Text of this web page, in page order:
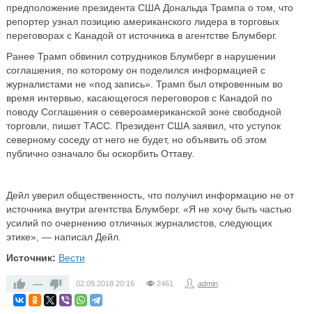
предположение президента США Дональда Трампа о том, что
репортер узнал позицию американского лидера в торговых
переговорах с Канадой от источника в агентстве Блумберг.
Ранее Трамп обвинил сотрудников Блумберг в нарушении
соглашения, по которому он поделился информацией с
журналистами не «под запись». Трамп был откровенным во
время интервью, касающегося переговоров с Канадой по
поводу Соглашения о североамериканской зоне свободной
торговли, пишет ТАСС. Президент США заявил, что уступок
северному соседу от него не будет, но объявить об этом
публично означало бы оскорбить Оттаву.
Дейл уверил общественность, что получил информацию не от
источника внутри агентства Блумберг. «Я не хочу быть частью
усилий по очернению отличных журналистов, следующих
этике», — написал Дейл.
Источник: Вести
— 02.09.2018 20:16 2461 admin